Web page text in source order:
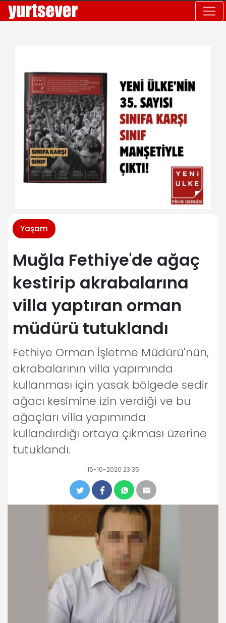
Yaşam
Muğla Fethiye'de ağaç
kestirip akrabalarına
villa yaptıran orman
müdürü tutuklandı
Fethiye Orman İşletme Müdürü'nün,
akrabalarının villa yapımında
kullanması için yasak bölgede sedir
ağacı kesimine izin verdiği ve bu
ağaçları villa yapımında
kullandırdığı ortaya çıkması üzerine
tutuklandı.
15-10-2020 23:35